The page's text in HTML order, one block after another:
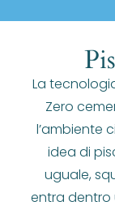
La
Zero
l’ambiente
idea di
uguale,
entra dentro